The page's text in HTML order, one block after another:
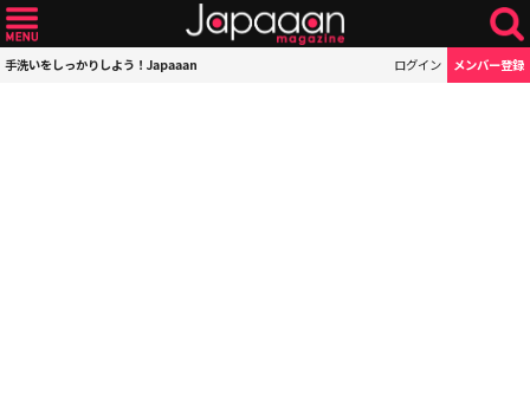
手洗いをしっかりしよう！Japaaan ログイン メンバー登録